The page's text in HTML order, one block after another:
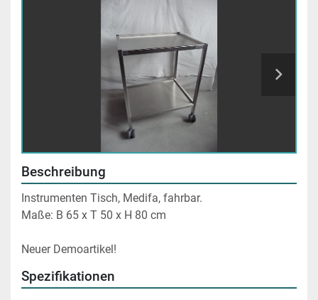
Beschreibung
Instrumenten Tisch, Medifa, fahrbar.
Maße: B 65 x T 50 x H 80 cm
Neuer Demoartikel!
Spezifikationen